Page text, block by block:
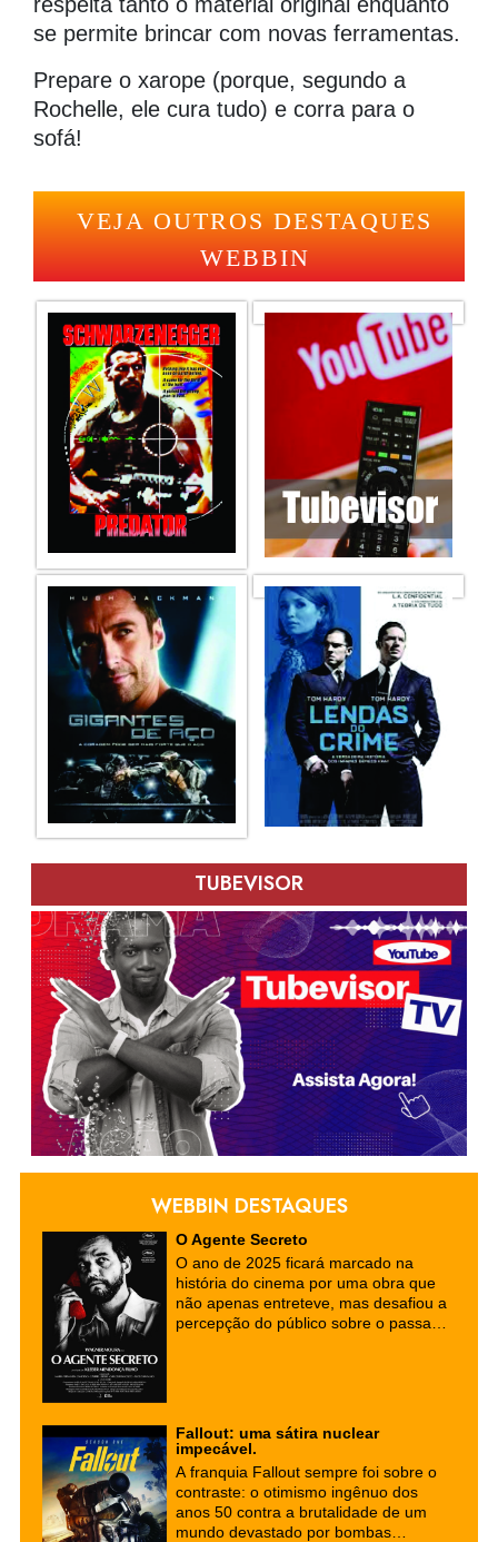
respeita tanto o material original enquanto
se permite brincar com novas ferramentas.
Prepare o xarope (porque, segundo a
Rochelle, ele cura tudo) e corra para o
sofá!
VEJA OUTROS DESTAQUES
WEBBIN
TUBEVISOR
WEBBIN DESTAQUES
O Agente Secreto
O ano de 2025 ficará marcado na
história do cinema por uma obra que
não apenas entreteve, mas desafiou a
percepção do público sobre o passado
cultural e artístico, reafirmando a força
do cinema nacional no cenário global.
Fallout: uma sátira nuclear
impecável.
A franquia Fallout sempre foi sobre o
contraste: o otimismo ingênuo dos
anos 50 contra a brutalidade de um
mundo devastado por bombas